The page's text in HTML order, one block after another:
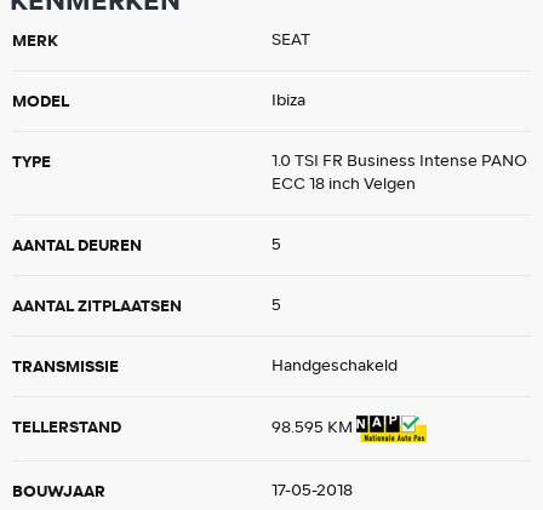
MERK SEAT
MODEL Ibiza
TYPE
1.0 TSI FR Business Intense PANO
ECC 18 inch Velgen
AANTAL DEUREN 5
AANTAL ZITPLAATSEN 5
TRANSMISSIE Handgeschakeld
TELLERSTAND 98.595 KM
BOUWJAAR 17-05-2018